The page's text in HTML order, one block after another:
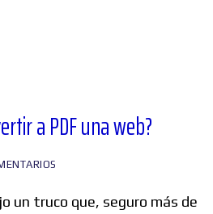
Foros
a PDF una web?
un truco que, seguro más de